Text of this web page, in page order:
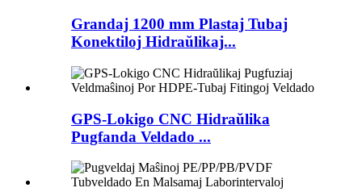
Grandaj 1200 mm Plastaj Tubaj
Konektiloj Hidraŭlikaj...
GPS-Lokigo CNC Hidraŭlika
Pugfanda Veldado ...